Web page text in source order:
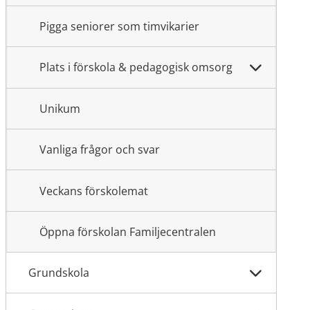
Pigga seniorer som timvikarier
Plats i förskola & pedagogisk omsorg
Unikum
Vanliga frågor och svar
Veckans förskolemat
Öppna förskolan Familjecentralen
Grundskola